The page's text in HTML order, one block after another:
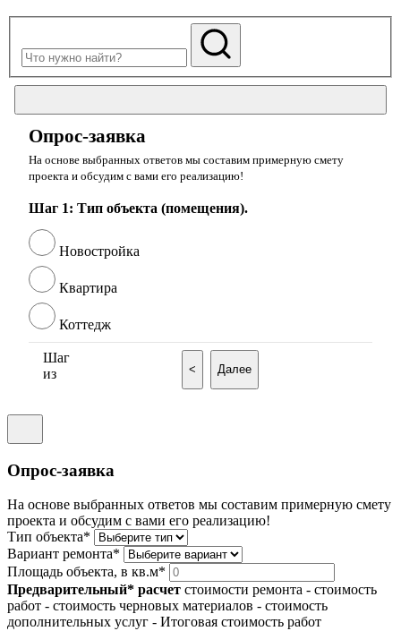
Опрос-заявка
На основе выбранных ответов мы составим примерную смету
проекта и обсудим с вами его реализацию!
Шаг 1: Тип объекта (помещения).
Новостройка
Квартира
Коттедж
Шаг
из
< Далее
Опрос-заявка
На основе выбранных ответов мы составим примерную смету
проекта и обсудим с вами его реализацию!
Тип объекта*
Вариант ремонта*
Площадь объекта, в кв.м*
Предварительный* расчет стоимости ремонта - стоимость
работ - стоимость черновых материалов - стоимость
дополнительных услуг - Итоговая стоимость работ